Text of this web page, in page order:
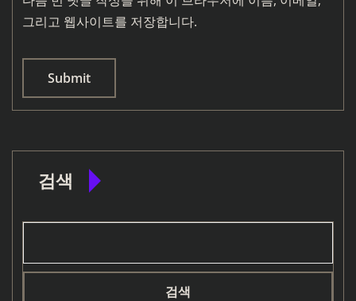
그리고 웹사이트를 저장합니다.
검색
검색